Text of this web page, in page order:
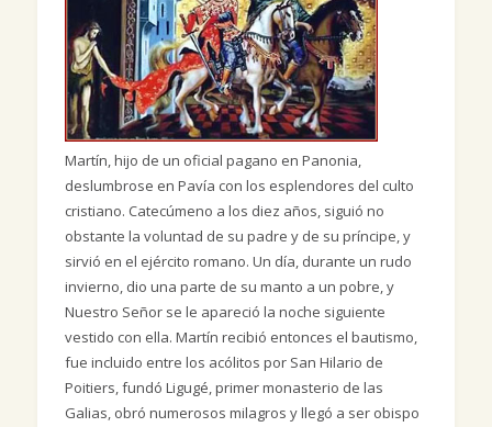
Martín, hijo de un oficial pagano en Panonia,
deslumbrose en Pavía con los esplendores del culto
cristiano. Catecúmeno a los diez años, siguió no
obstante la voluntad de su padre y de su príncipe, y
sirvió en el ejército romano. Un día, durante un rudo
invierno, dio una parte de su manto a un pobre, y
Nuestro Señor se le apareció la noche siguiente
vestido con ella. Martín recibió entonces el bautismo,
fue incluido entre los acólitos por San Hilario de
Poitiers, fundó Ligugé, primer monasterio de las
Galias, obró numerosos milagros y llegó a ser obispo